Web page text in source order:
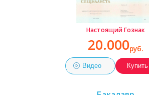
Настоящий Гознак
20.000руб.
Видео Купить